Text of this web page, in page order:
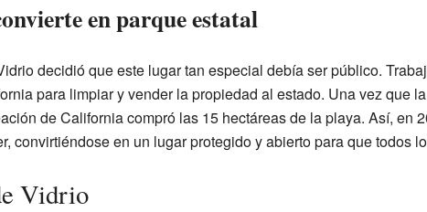
en parque estatal
decidió que este lugar tan especial debía ser público.
para limpiar y vender la propiedad al estado. Una vez que
de California compró las 15 hectáreas de la playa. Así, en
convirtiéndose en un lugar protegido y abierto para que todos
Vidrio